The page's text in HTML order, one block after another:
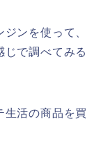
ンを使って、
で調べてみる
生活の商品を買